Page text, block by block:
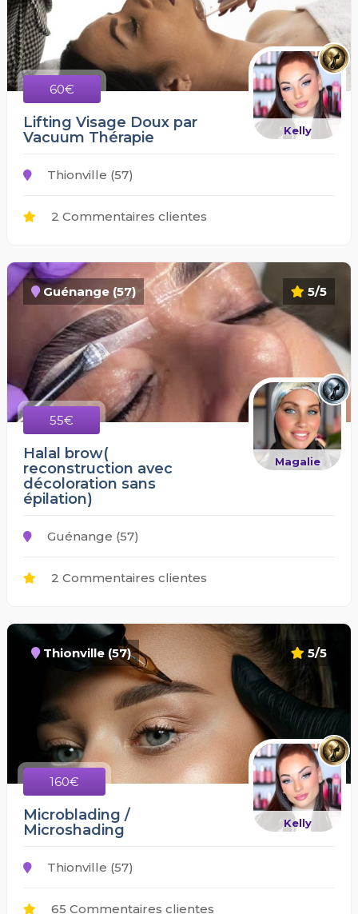
60€
Kelly
Lifting Visage Doux par
Vacuum Thérapie
Thionville (57)
2 Commentaires clientes
5/5
Guénange (57)
55€
Magalie
Halal brow(
reconstruction avec
décoloration sans
épilation)
Guénange (57)
2 Commentaires clientes
5/5
Thionville (57)
160€
Kelly
Microblading /
Microshading
Thionville (57)
65 Commentaires clientes